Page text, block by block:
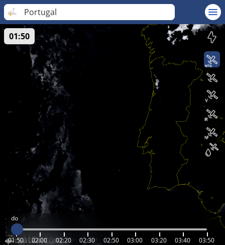
Portugal
do
01:50 02:00 02:20 02:30 02:50 03:00 03:20 03:40 03:50
01:50